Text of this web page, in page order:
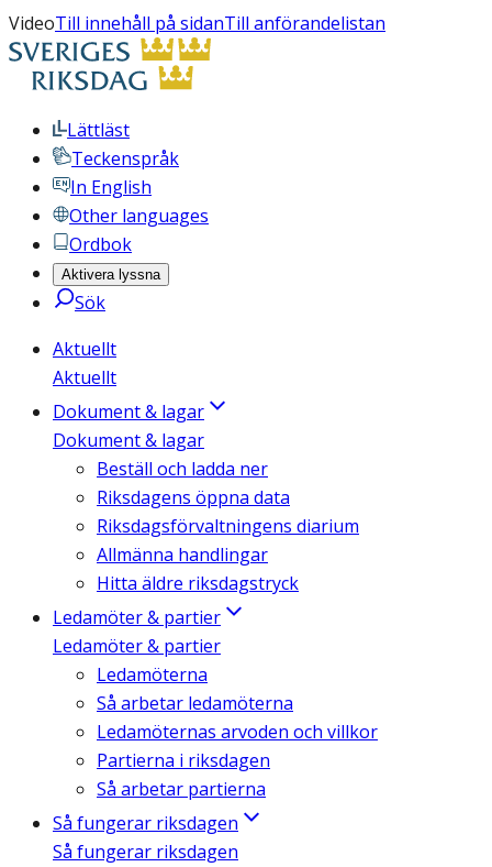
VideoTill innehåll på sidanTill anförandelistan
Lättläst
Teckenspråk
In English
Other languages
Ordbok
Aktivera lyssna
Sök
Aktuellt
Aktuellt
Dokument & lagar
Dokument & lagar
Beställ och ladda ner
Riksdagens öppna data
Riksdagsförvaltningens diarium
Allmänna handlingar
Hitta äldre riksdagstryck
Ledamöter & partier
Ledamöter & partier
Ledamöterna
Så arbetar ledamöterna
Ledamöternas arvoden och villkor
Partierna i riksdagen
Så arbetar partierna
Så fungerar riksdagen
Så fungerar riksdagen